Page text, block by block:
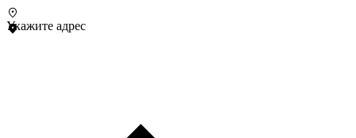
Укажите адрес